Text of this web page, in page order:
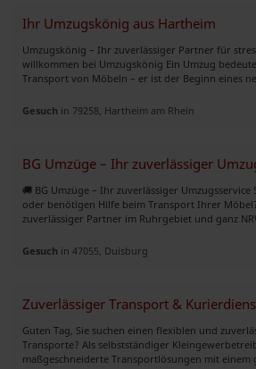
Ihr Umzugskönig aus Hartheim
Umzugskönig – Ihr zuverlässiger Partner für
willkommen bei Umzugskönig Ein Umzug
Transport von Möbeln – er ist der Beginn eines
Gesuch in 79258, Hartheim am Rhein
BG Umzüge – Ihr zuverlässiger
🚚 BG Umzüge – Ihr zuverlässiger Umzugsservice
oder benötigen Hilfe beim Transport Ihrer
zuverlässiger Partner im Ruhrgebiet und ganz
Gesuch in 47055, Duisburg
Guten Tag, Sie suchen einen flexiblen und
Transporte? Als selbstständiger
maßgeschneiderte Transportlösungen mit einem